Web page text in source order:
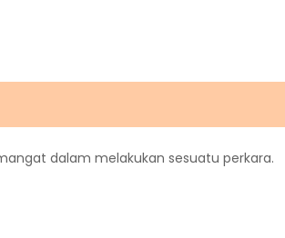
dalam melakukan sesuatu perkara.